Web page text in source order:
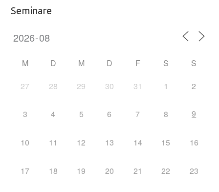
Seminare
M D M D F S S
27 28 29 30 31 1 2
3 4 5 6 7 8 9
10 11 12 13 14 15 16
17 18 19 20 21 22 23